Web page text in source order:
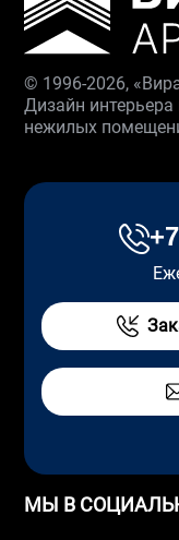
© 1996-2026,
Дизайн
нежилых
МЫ В